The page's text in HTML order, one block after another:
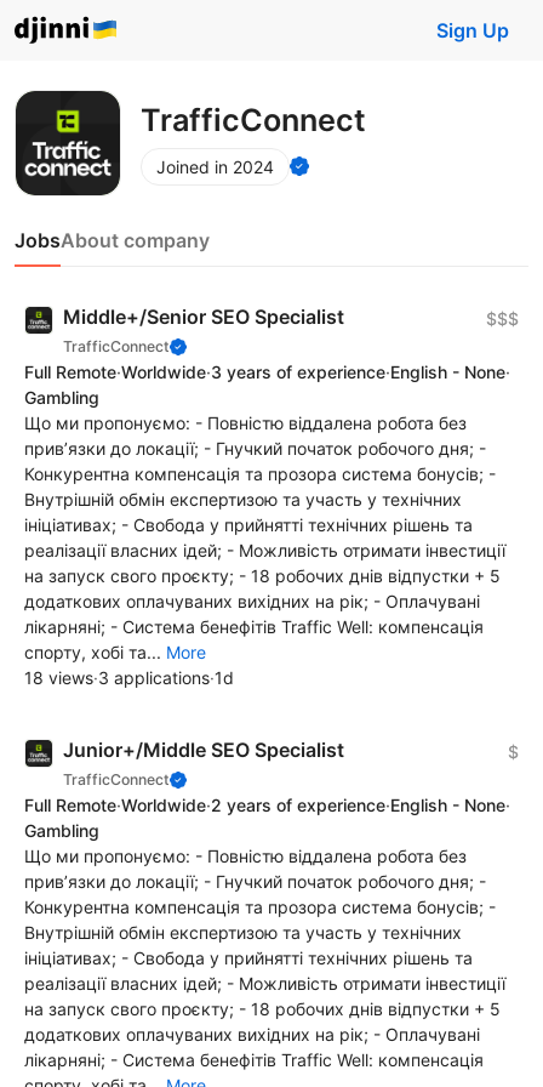
Sign Up
TrafficConnect
Joined in 2024
JobsAbout company
Middle+/Senior SEO Specialist
TrafficConnect
$$$
Full Remote·Worldwide·3 years of experience·English - None·
Gambling
Що ми пропонуємо: - Повністю віддалена робота без
прив’язки до локації; - Гнучкий початок робочого дня; -
Конкурентна компенсація та прозора система бонусів; -
Внутрішній обмін експертизою та участь у технічних
ініціативах; - Свобода у прийнятті технічних рішень та
реалізації власних ідей; - Можливість отримати інвестиції
на запуск свого проєкту; - 18 робочих днів відпустки + 5
додаткових оплачуваних вихідних на рік; - Оплачувані
лікарняні; - Система бенефітів Traffic Well: компенсація
спорту, хобі та... More
18 views·3 applications·1d
Junior+/Middle SEO Specialist
TrafficConnect
$
Full Remote·Worldwide·2 years of experience·English - None·
Gambling
Що ми пропонуємо: - Повністю віддалена робота без
прив’язки до локації; - Гнучкий початок робочого дня; -
Конкурентна компенсація та прозора система бонусів; -
Внутрішній обмін експертизою та участь у технічних
ініціативах; - Свобода у прийнятті технічних рішень та
реалізації власних ідей; - Можливість отримати інвестиції
на запуск свого проєкту; - 18 робочих днів відпустки + 5
додаткових оплачуваних вихідних на рік; - Оплачувані
лікарняні; - Система бенефітів Traffic Well: компенсація